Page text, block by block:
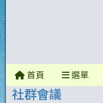
首頁 選單
社群會議